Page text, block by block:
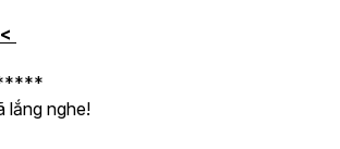
lắng nghe!